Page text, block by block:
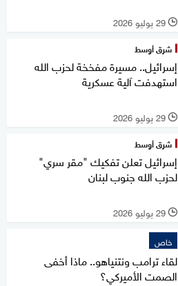
l 29 يوليو 2026
شرق أوسط
إسرائيل.. مسيرة مفخخة لحزب الله
استهدفت آلية عسكرية
l 29 يوليو 2026
شرق أوسط
إسرائيل تعلن تفكيك "مقر سري"
لحزب الله جنوب لبنان
l 29 يوليو 2026
خاص
لقاء ترامب ونتنياهو.. ماذا أخفى
الصمت الأميركي؟